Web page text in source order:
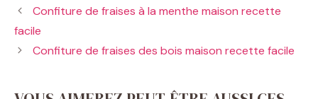
Confiture de fraises à la menthe maison recette
facile
Confiture de fraises des bois maison recette facile